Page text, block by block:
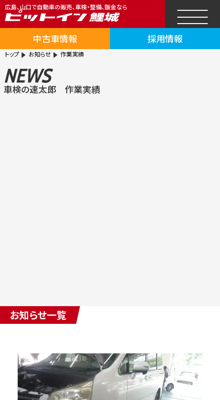
広島、山口で自動車の販売、車検・整備、鈑金なら
中古車情報 採用情報
トップ お知らせ 作業実績
NEWS
車検の速太郎 作業実績
お知らせ一覧